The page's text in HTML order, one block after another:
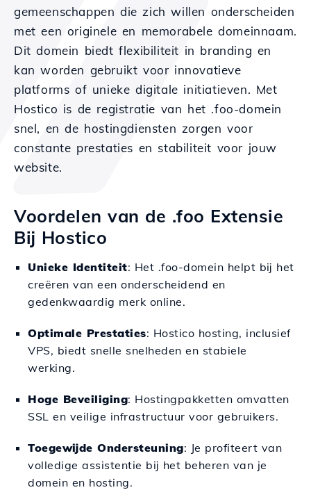
gemeenschappen die zich willen onderscheiden
met een originele en memorabele domeinnaam.
Dit domein biedt flexibiliteit in branding en
kan worden gebruikt voor innovatieve
platforms of unieke digitale initiatieven. Met
Hostico is de registratie van het .foo-domein
snel, en de hostingdiensten zorgen voor
constante prestaties en stabiliteit voor jouw
website.
Voordelen van de .foo Extensie
Bij Hostico
Unieke Identiteit: Het .foo-domein helpt bij het
creëren van een onderscheidend en
gedenkwaardig merk online.
Optimale Prestaties: Hostico hosting, inclusief
VPS, biedt snelle snelheden en stabiele
werking.
Hoge Beveiliging: Hostingpakketten omvatten
SSL en veilige infrastructuur voor gebruikers.
Toegewijde Ondersteuning: Je profiteert van
volledige assistentie bij het beheren van je
domein en hosting.